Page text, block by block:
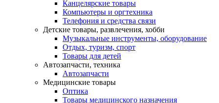
Канцелярские товары
Компьютеры и оргтехника
Телефония и средства связи
Детские товары, развлечения, хобби
Музыкальные инструменты, оборудование
Отдых, туризм, спорт
Товары для детей
Автозапчасти, техника
Автозапчасти
Медицинские товары
Оптика
Товары медицинского назначения